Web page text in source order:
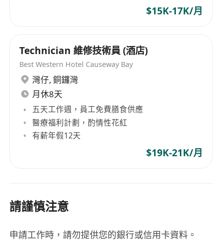
$15K-17K/月
Technician 維修技術員 (酒店)
Best Western Hotel Causeway Bay
灣仔, 銅鑼灣
月休8天
五天工作週，員工免費膳食供應
醫療福利計劃，酌情性花紅
有薪年假12天
$19K-21K/月
請謹慎注意
申請工作時，請勿提供您的銀行或信用卡資料。